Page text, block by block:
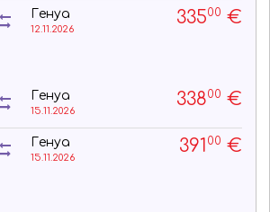
Генуа
12.11.2026
33500 €
Генуа
15.11.2026
33800 €
Генуа
15.11.2026
391 00 €